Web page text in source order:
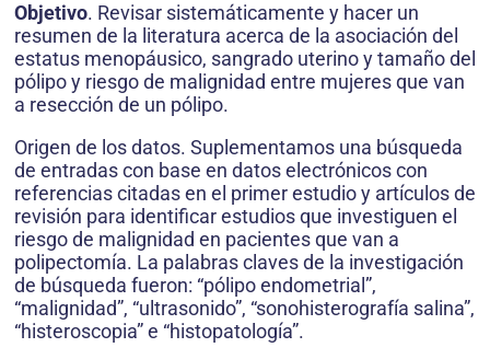
Objetivo. Revisar sistemáticamente y hacer un
resumen de la literatura acerca de la asociación del
estatus menopáusico, sangrado uterino y tamaño del
pólipo y riesgo de malignidad entre mujeres que van
a resección de un pólipo.
Origen de los datos. Suplementamos una búsqueda
de entradas con base en datos electrónicos con
referencias citadas en el primer estudio y artículos de
revisión para identificar estudios que investiguen el
riesgo de malignidad en pacientes que van a
polipectomía. La palabras claves de la investigación
de búsqueda fueron: “pólipo endometrial”,
“malignidad”, “ultrasonido”, “sonohisterografía salina”,
“histeroscopia” e “histopatología”.